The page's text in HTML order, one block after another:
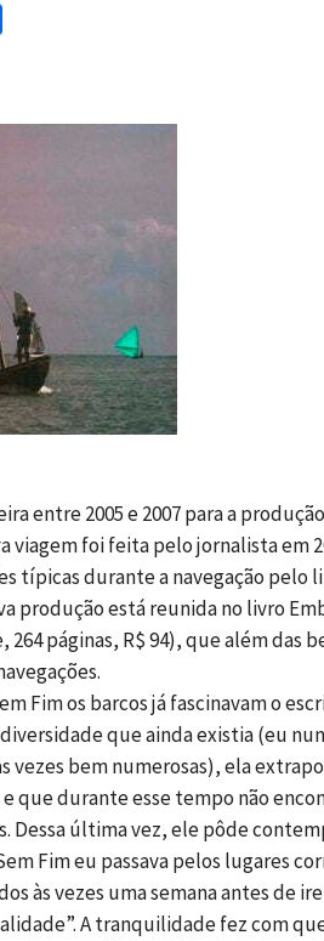
entre 2005 e 2007 para a
viagem foi feita pelo jornalista em
típicas durante a navegação pelo
produção está reunida no livro
páginas, R$ 94), que além das
Fim os barcos já fascinavam o
que ainda existia (eu
vezes bem numerosas), ela
e que durante esse tempo não
Dessa última vez, ele pôde
Fim eu passava pelos lugares
às vezes uma semana antes de
A tranquilidade fez com